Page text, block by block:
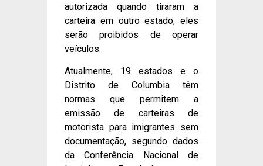
autorizada quando tiraram a
carteira em outro estado, eles
serão proibidos de operar
veículos.
Atualmente, 19 estados e o
Distrito de Columbia têm
normas que permitem a
emissão de carteiras de
motorista para imigrantes sem
documentação, segundo dados
da Conferência Nacional de